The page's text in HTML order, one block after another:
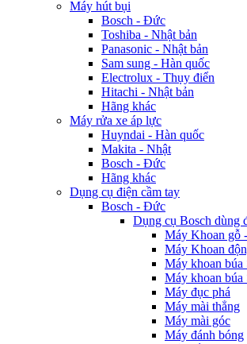
Máy hút bụi
Bosch - Đức
Toshiba - Nhật bản
Panasonic - Nhật bản
Sam sung - Hàn quốc
Electrolux - Thụy điển
Hitachi - Nhật bản
Hãng khác
Máy rửa xe áp lực
Huyndai - Hàn quốc
Makita - Nhật
Bosch - Đức
Hãng khác
Dụng cụ điện cầm tay
Bosch - Đức
Dụng cụ Bosch dùng
Máy Khoan gỗ
Máy Khoan
Máy khoan búa
Máy khoan búa
Máy đục phá
Máy mài thẳng
Máy mài góc
Máy đánh bóng